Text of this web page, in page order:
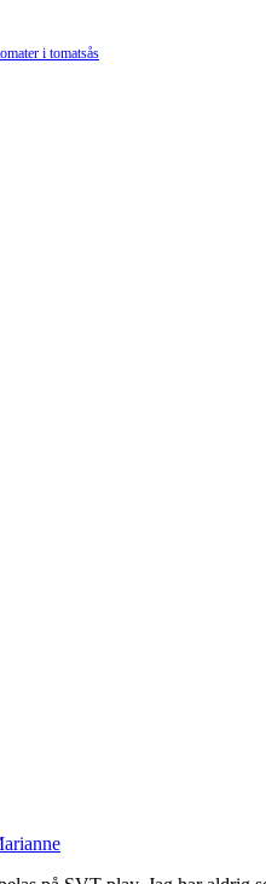
i tomatsås